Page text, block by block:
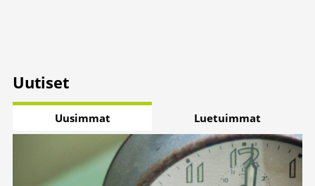
Uutiset
Uusimmat Luetuimmat